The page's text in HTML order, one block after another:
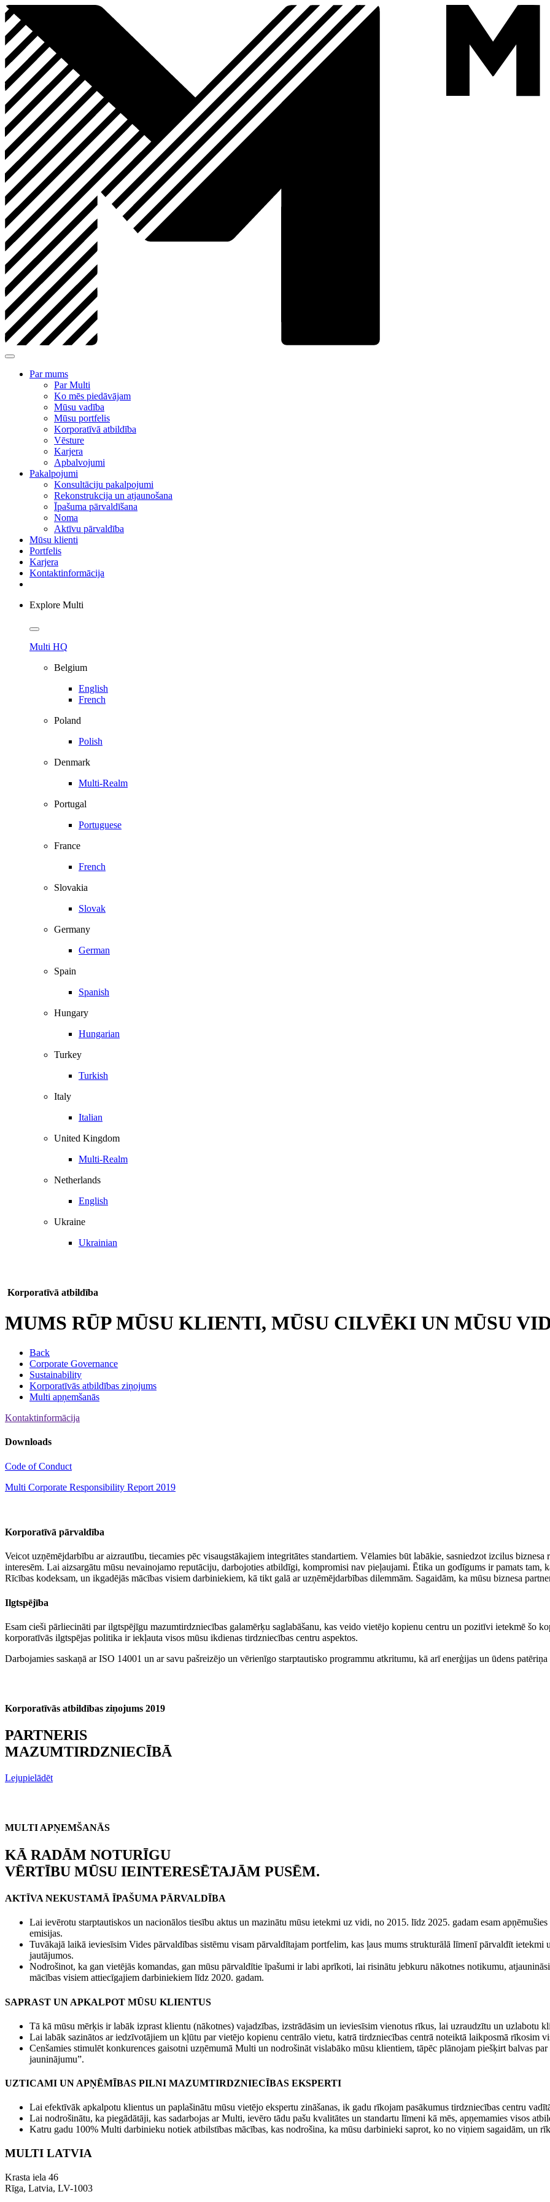
Par mums
Par Multi
Ko mēs piedāvājam
Mūsu vadība
Mūsu portfelis
Korporatīvā atbildība
Vēsture
Karjera
Apbalvojumi
Pakalpojumi
Konsultāciju pakalpojumi
Rekonstrukcija un atjaunošana
Īpašuma pārvaldīšana
Noma
Aktīvu pārvaldība
Mūsu klienti
Portfelis
Karjera
Kontaktinformācija
Explore Multi
Multi HQ
Belgium
English
French
Poland
Polish
Denmark
Multi-Realm
Portugal
Portuguese
France
French
Slovakia
Slovak
Germany
German
Spain
Spanish
Hungary
Hungarian
Turkey
Turkish
Italy
Italian
United Kingdom
Multi-Realm
Netherlands
English
Ukraine
Ukrainian
Korporatīvā atbildība
MUMS RŪP MŪSU KLIENTI, MŪSU CILVĒKI UN MŪSU
Back
Corporate Governance
Sustainability
Korporatīvās atbildības ziņojums
Multi apņemšanās
Kontaktinformācija
Downloads
Code of Conduct
Multi Corporate Responsibility Report 2019
Korporatīvā pārvaldība
Veicot uzņēmējdarbību ar aizrautību, tiecamies pēc visaugstākajiem integritātes standartiem. Vēlamies būt labākie, sasniedzot izcilus
interesēm. Lai aizsargātu mūsu nevainojamo reputāciju, darbojoties atbildīgi, kompromisi nav pieļaujami. Ētika un godīgums ir pamats
Rīcības kodeksam, un ikgadējās mācības visiem darbiniekiem, kā tikt galā ar uzņēmējdarbības dilemmām. Sagaidām, ka mūsu biznesa
Ilgtspējība
Esam cieši pārliecināti par ilgtspējīgu mazumtirdzniecības galamērķu saglabāšanu, kas veido vietējo kopienu centru un pozitīvi ietekmē šo
korporatīvās ilgtspējas politika ir iekļauta visos mūsu ikdienas tirdzniecības centru aspektos.
Darbojamies saskaņā ar ISO 14001 un ar savu pašreizējo un vērienīgo starptautisko programmu atkritumu, kā arī enerģijas un ūdens
Korporatīvās atbildības ziņojums 2019
PARTNERIS
MAZUMTIRDZNIECĪBĀ
Lejupielādēt
MULTI APŅEMŠANĀS
KĀ RADĀM NOTURĪGU
VĒRTĪBU MŪSU IEINTERESĒTAJĀM PUSĒM.
AKTĪVA NEKUSTAMĀ ĪPAŠUMA PĀRVALDĪBA
Lai ievērotu starptautiskos un nacionālos tiesību aktus un mazinātu mūsu ietekmi uz vidi, no 2015. līdz 2025. gadam esam
emisijas.
Tuvākajā laikā ieviesīsim Vides pārvaldības sistēmu visam pārvaldītajam portfelim, kas ļaus mums strukturālā līmenī pārvaldīt
jautājumos.
Nodrošinot, ka gan vietējās komandas, gan mūsu pārvaldītie īpašumi ir labi aprīkoti, lai risinātu jebkuru nākotnes notikumu,
mācības visiem attiecīgajiem darbiniekiem līdz 2020. gadam.
SAPRAST UN APKALPOT MŪSU KLIENTUS
Tā kā mūsu mērķis ir labāk izprast klientu (nākotnes) vajadzības, izstrādāsim un ieviesīsim vienotus rīkus, lai uzraudzītu un uzlabotu
Lai labāk sazinātos ar iedzīvotājiem un kļūtu par vietējo kopienu centrālo vietu, katrā tirdzniecības centrā noteiktā laikposmā rīkosim
Cenšamies stimulēt konkurences gaisotni uzņēmumā Multi un nodrošināt vislabāko mūsu klientiem, tāpēc plānojam piešķirt balvas
jauninājumu”.
UZTICAMI UN APŅĒMĪBAS PILNI MAZUMTIRDZNIECĪBAS EKSPERTI
Lai efektīvāk apkalpotu klientus un paplašinātu mūsu vietējo ekspertu zināšanas, ik gadu rīkojam pasākumus tirdzniecības centru
Lai nodrošinātu, ka piegādātāji, kas sadarbojas ar Multi, ievēro tādu pašu kvalitātes un standartu līmeni kā mēs, apņemamies visos
Katru gadu 100% Multi darbinieku notiek atbilstības mācības, kas nodrošina, ka mūsu darbinieki saprot, ko no viņiem sagaidām, un
MULTI LATVIA
Krasta iela 46
Rīga, Latvia, LV-1003